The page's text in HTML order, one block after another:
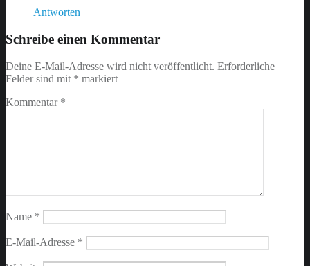
Antworten
Schreibe einen Kommentar
Deine E-Mail-Adresse wird nicht veröffentlicht. Erforderliche
Felder sind mit * markiert
Kommentar *
Name *
E-Mail-Adresse *